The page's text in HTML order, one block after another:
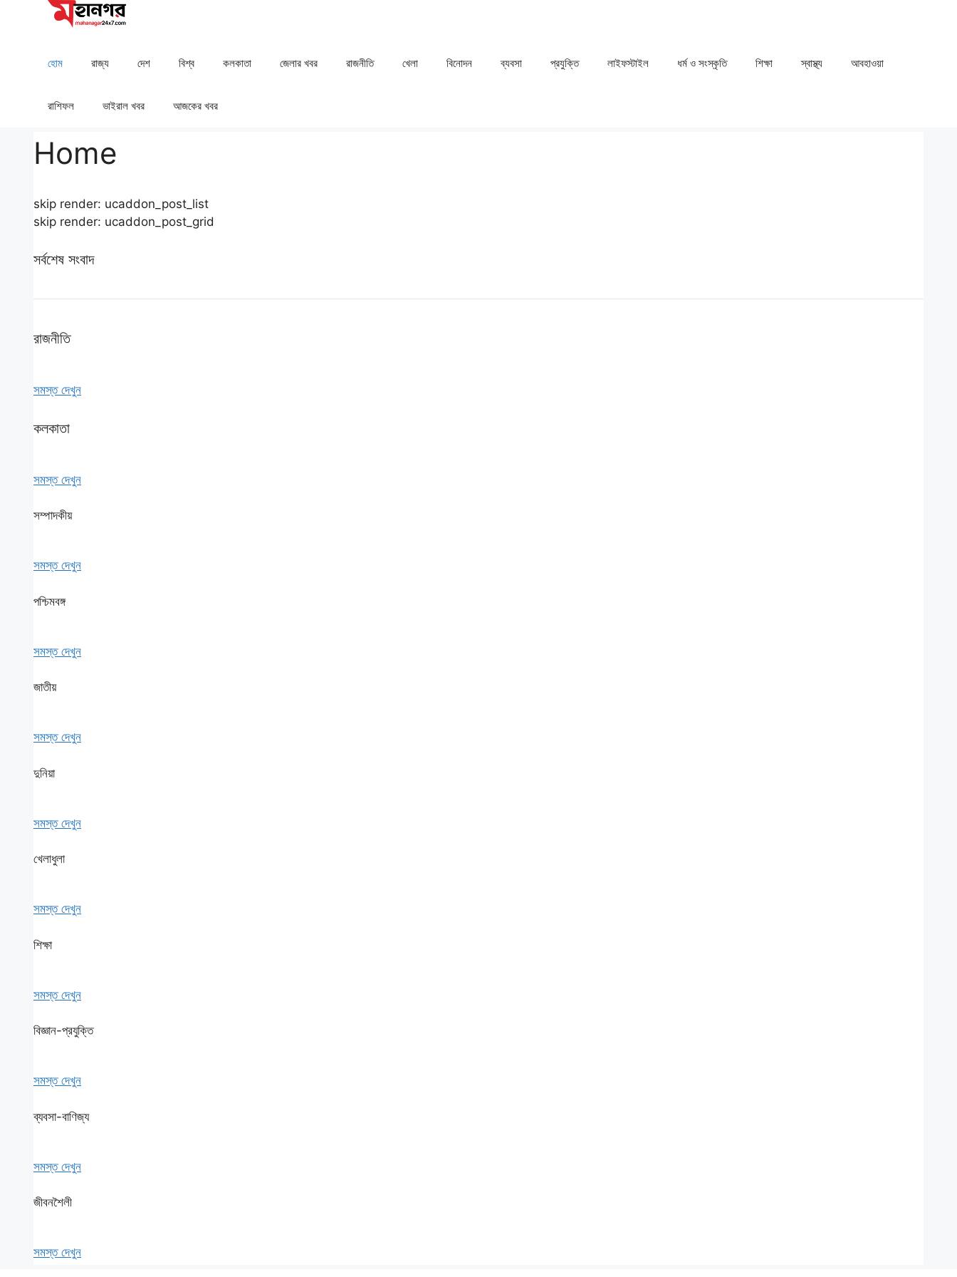
হোম রাজ্য দেশ ⁠বিশ্ব কলকাতা ⁠⁠জেলার খবর রাজনীতি খেলা ⁠বিনোদন ব্যবসা প্রযুক্তি লাইফস্টাইল ধর্ম ও সংস্কৃতি ⁠⁠শিক্ষা ⁠⁠স্বাস্থ্য ⁠⁠আবহাওয়া
রাশিফল ⁠⁠ভাইরাল খবর আজকের খবর
Home
skip render: ucaddon_post_list
skip render: ucaddon_post_grid
সর্বশেষ সংবাদ
রাজনীতি
সমস্ত দেখুন
কলকাতা
সমস্ত দেখুন
সম্পাদকীয়
সমস্ত দেখুন
পশ্চিমবঙ্গ
সমস্ত দেখুন
জাতীয়
সমস্ত দেখুন
দুনিয়া
সমস্ত দেখুন
খেলাধুলা
সমস্ত দেখুন
শিক্ষা
সমস্ত দেখুন
বিজ্ঞান-প্রযুক্তি
সমস্ত দেখুন
ব্যবসা-বাণিজ্য
সমস্ত দেখুন
জীবনশৈলী
সমস্ত দেখুন